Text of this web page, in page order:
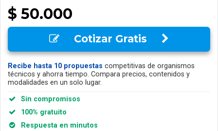
$ 50.000
Cotizar Gratis
Recibe hasta 10 propuestas competitivas de organismos
técnicos y ahorra tiempo. Compara precios, contenidos y
modalidades en un solo lugar.
Sin compromisos
100% gratuito
Respuesta en minutos